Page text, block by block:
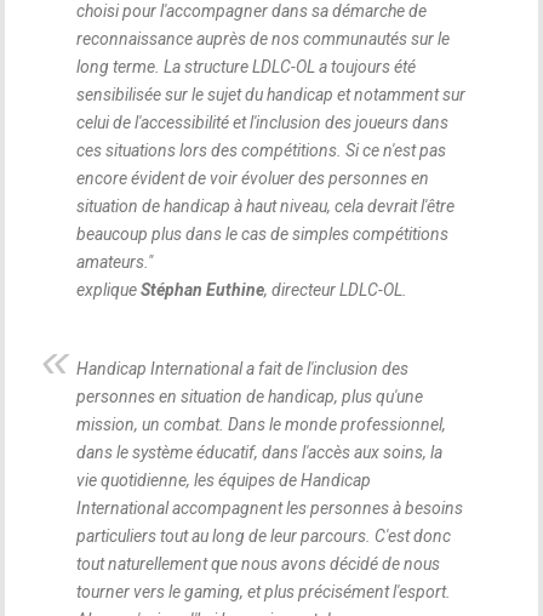
choisi pour l'accompagner dans sa démarche de
reconnaissance auprès de nos communautés sur le
long terme. La structure LDLC-OL a toujours été
sensibilisée sur le sujet du handicap et notamment sur
celui de l'accessibilité et l'inclusion des joueurs dans
ces situations lors des compétitions. Si ce n'est pas
encore évident de voir évoluer des personnes en
situation de handicap à haut niveau, cela devrait l'être
beaucoup plus dans le cas de simples compétitions
amateurs."
expliqueStéphan Euthine, directeur LDLC-OL.
Handicap International a fait de l'inclusion des
personnes en situation de handicap, plus qu'une
mission, un combat. Dans le monde professionnel,
dans le système éducatif, dans l'accès aux soins, la
vie quotidienne, les équipes de Handicap
International accompagnent les personnes à besoins
particuliers tout au long de leur parcours. C'est donc
tout naturellement que nous avons décidé de nous
tourner vers le gaming, et plus précisément l'esport.